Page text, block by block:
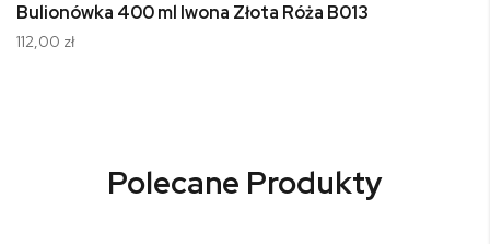
Bulionówka 400 ml Iwona Złota Róża B013
112,00 zł
Polecane Produkty